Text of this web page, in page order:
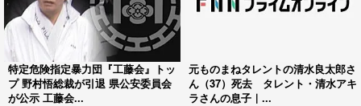
特定危険指定暴力団『工藤会』トッ
プ 野村悟総裁が引退 県公安委員会
が公示 工藤会...
元ものまねタレントの清水良太郎さ
ん（37）死去 タレント・清水アキ
ラさんの息子｜...